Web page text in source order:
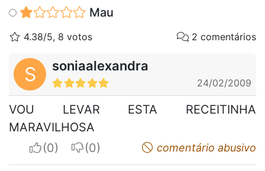
Mau
4.38/5, 8 votos 2 comentários
S soniaalexandra
24/02/2009
VOU LEVAR ESTA RECEITINHA
MARAVILHOSA
I apreciateI do not appreciatecomentário abusivo